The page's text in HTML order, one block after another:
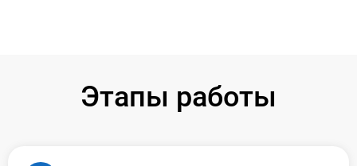
Этапы работы